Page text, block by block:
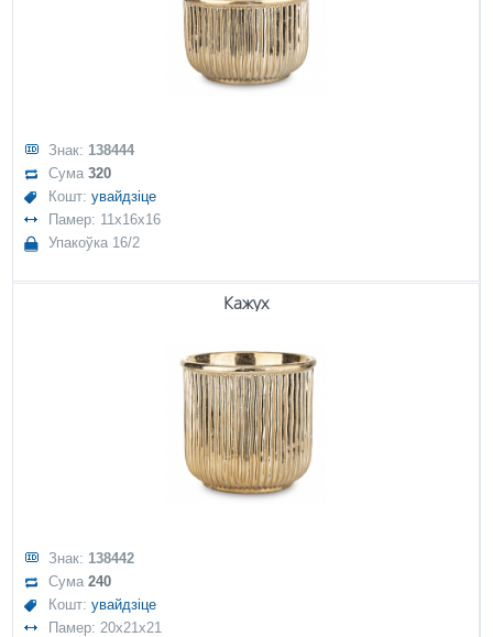
Знак: 138444
Сума320
Кошт:увайдзіце
Памер: 11x16x16
Упакоўка 16/2
Кажух
Знак: 138442
Сума240
Кошт:увайдзіце
Памер: 20x21x21